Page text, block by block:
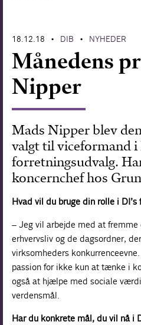
18.12.18 • DIB • NYHEDER
Månedens
Nipper
Mads Nipper blev
valgt til vice­formand i
forretningsudvalg.
koncernchef hos
Hvad vil du bruge din rolle i
– Jeg vil arbejde med at
erhvervsliv og de dagsordner,
virksomheders
passion for ikke kun at tænke i
også at hjælpe med sociale
verdensmål.
Har du konkrete mål, du vil nå i